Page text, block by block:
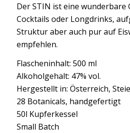
Der STIN ist eine wunderbare
Cocktails oder Longdrinks,
Struktur aber auch pur auf
empfehlen.
Flascheninhalt: 500 ml
Alkoholgehalt: 47% vol.
Hergestellt in: Österreich,
28 Botanicals, handgefertigt
50l Kupferkessel
Small Batch